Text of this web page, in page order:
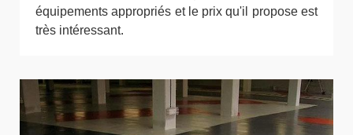
équipements appropriés et le prix qu'il propose est
très intéressant.